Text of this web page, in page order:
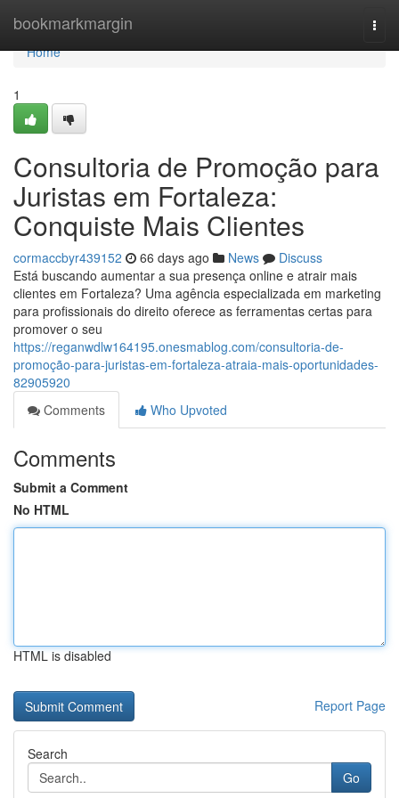
bookmarkmargin
Home
Home
1
Consultoria de Promoção para
Juristas em Fortaleza:
Conquiste Mais Clientes
cormaccbyr439152 66 days ago News
Discuss
Está buscando aumentar a sua presença online e atrair mais
clientes em Fortaleza? Uma agência especializada em marketing
para profissionais do direito oferece as ferramentas certas para
promover o seu
https://reganwdlw164195.onesmablog.com/consultoria-de-
promoção-para-juristas-em-fortaleza-atraia-mais-oportunidades-
82905920
Comments
Who Upvoted
Comments
Submit a Comment
No HTML
HTML is disabled
Report Page
Search
Go